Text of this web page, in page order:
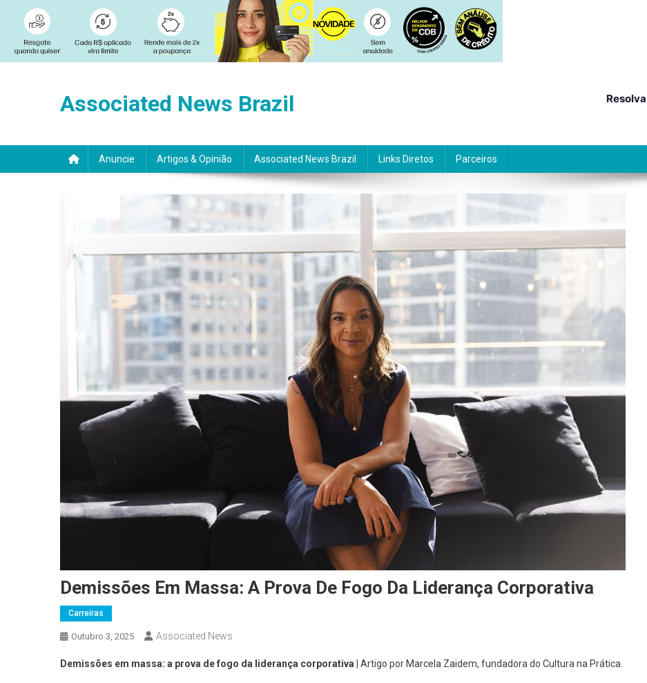
Associated News Brazil
Anuncie Artigos & Opinião Associated News Brazil Links Diretos Parceiros
Demissões Em Massa: A Prova De Fogo Da Liderança Corporativa
Carreiras
Outubro 3, 2025 Associated News
Demissões em massa: a prova de fogo da liderança corporativa | Artigo por Marcela Zaidem, fundadora do Cultura na Prática.